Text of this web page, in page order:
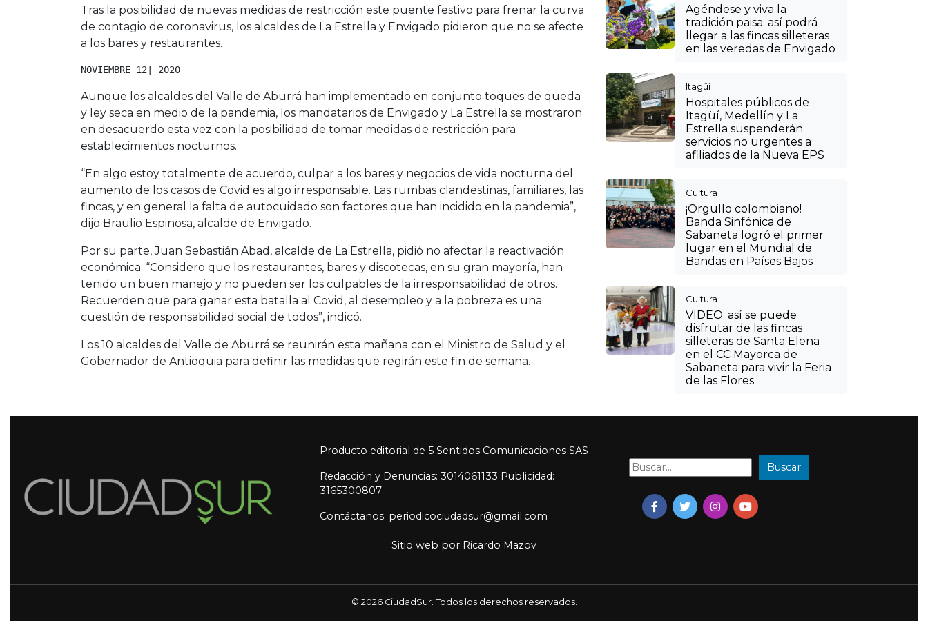
Tras la posibilidad de nuevas medidas de restricción este puente festivo para frenar la curva
de contagio de coronavirus, los alcaldes de La Estrella y Envigado pidieron que no se afecte
a los bares y restaurantes.
NOVIEMBRE 12| 2020
Aunque los alcaldes del Valle de Aburrá han implementado en conjunto toques de queda
y ley seca en medio de la pandemia, los mandatarios de Envigado y La Estrella se mostraron
en desacuerdo esta vez con la posibilidad de tomar medidas de restricción para
establecimientos nocturnos.
“En algo estoy totalmente de acuerdo, culpar a los bares y negocios de vida nocturna del
aumento de los casos de Covid es algo irresponsable. Las rumbas clandestinas, familiares, las
fincas, y en general la falta de autocuidado son factores que han incidido en la pandemia”,
dijo Braulio Espinosa, alcalde de Envigado.
Por su parte, Juan Sebastián Abad, alcalde de La Estrella, pidió no afectar la reactivación
económica. “Considero que los restaurantes, bares y discotecas, en su gran mayoría, han
tenido un buen manejo y no pueden ser los culpables de la irresponsabilidad de otros.
Recuerden que para ganar esta batalla al Covid, al desempleo y a la pobreza es una
cuestión de responsabilidad social de todos”, indicó.
Los 10 alcaldes del Valle de Aburrá se reunirán esta mañana con el Ministro de Salud y el
Gobernador de Antioquia para definir las medidas que regirán este fin de semana.
Agéndese y viva la
tradición paisa: así podrá
llegar a las fincas silleteras
en las veredas de Envigado
Itagüí
Hospitales públicos de
Itagüí, Medellín y La
Estrella suspenderán
servicios no urgentes a
afiliados de la Nueva EPS
Cultura
¡Orgullo colombiano!
Banda Sinfónica de
Sabaneta logró el primer
lugar en el Mundial de
Bandas en Países Bajos
Cultura
VIDEO: así se puede
disfrutar de las fincas
silleteras de Santa Elena
en el CC Mayorca de
Sabaneta para vivir la Feria
de las Flores
Producto editorial de 5 Sentidos Comunicaciones SAS
Redacción y Denuncias: 3014061133 Publicidad:
3165300807
Contáctanos: periodicociudadsur@gmail.com
Buscar: Buscar
Sitio web por Ricardo Mazov
© 2026 CiudadSur. Todos los derechos reservados.